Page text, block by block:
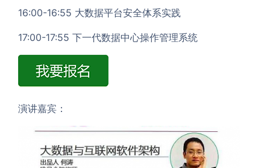
16:00-16:55 大数据平台安全体系实践
17:00-17:55 下一代数据中心操作管理系统
演讲嘉宾：